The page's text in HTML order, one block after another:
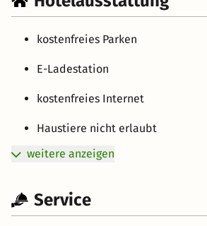
kostenfreies Parken
E-Ladestation
kostenfreies Internet
Haustiere nicht erlaubt
weitere anzeigen
Service